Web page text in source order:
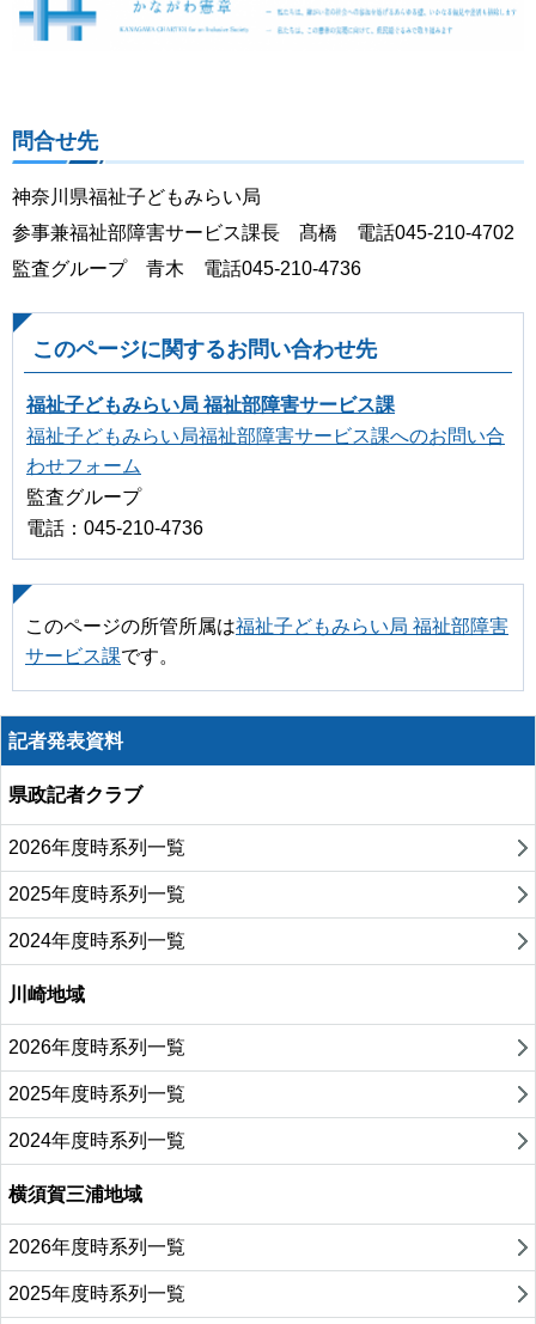
問合せ先
神奈川県福祉子どもみらい局
参事兼福祉部障害サービス課長 髙橋 電話045-210-4702
監査グループ 青木 電話045-210-4736
このページに関するお問い合わせ先
福祉子どもみらい局 福祉部障害サービス課
福祉子どもみらい局福祉部障害サービス課へのお問い合
わせフォーム
監査グループ
電話：045-210-4736
このページの所管所属は福祉子どもみらい局 福祉部障害
サービス課です。
記者発表資料
県政記者クラブ
2026年度時系列一覧
2025年度時系列一覧
2024年度時系列一覧
川崎地域
2026年度時系列一覧
2025年度時系列一覧
2024年度時系列一覧
横須賀三浦地域
2026年度時系列一覧
2025年度時系列一覧